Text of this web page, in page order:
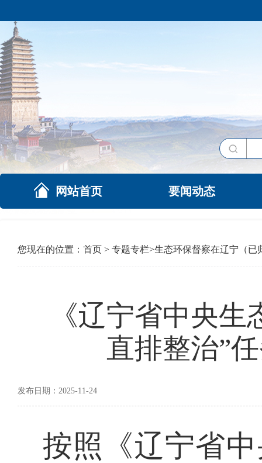
网站首页 要闻动态
您现在的位置： 首页 > 专题专栏>生态环保督察在辽宁（已
《辽宁省中央
直排整治”
发布日期：2025-11-24
按照《辽宁省